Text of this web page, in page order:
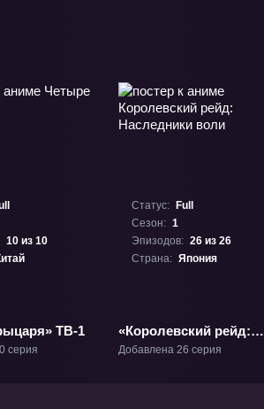
10 из 10
ТВ-1
серия
Статус:
Full
Сезон: 1
Эпизодов: 26 из 26
Страна: Япония
«Королевский рейд:
Наследники воли» ТВ-
Добавлена 26 серия